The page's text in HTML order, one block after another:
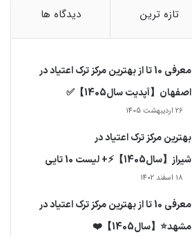
تازه ترین دیدگاه ها
معرفی 10 تا از بهترین مرکز ترک اعتیاد در
اصفهان【آپدیت سال1405】✅
26 اردیبهشت 1405
بهترین مرکز ترک اعتیاد در
شیراز【سال1405】⚡+ لیست 10 تایی
18 اسفند 1402
معرفی 10 تا از بهترین مرکز ترک اعتیاد در
مشهد⭐️【سال1405】❤️